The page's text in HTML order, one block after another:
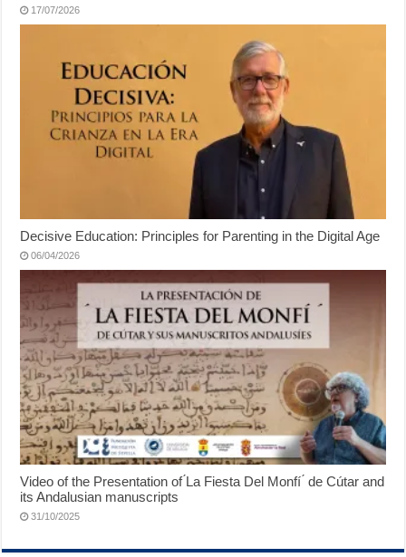
17/07/2026
Decisive Education: Principles for Parenting in the Digital Age
06/04/2026
Video of the Presentation of ́La Fiesta Del Monfí ́ de Cútar and
its Andalusian manuscripts
31/10/2025